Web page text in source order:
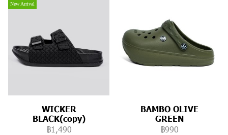
New Arrival
WICKER
BLACK(copy)
฿1,490
BAMBO OLIVE
GREEN
฿990